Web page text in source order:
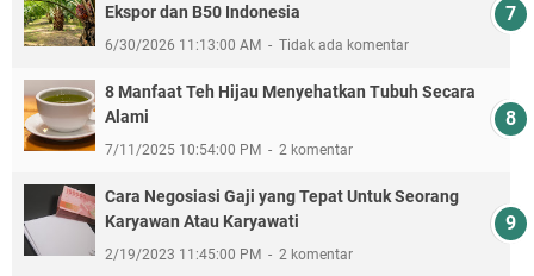
Ekspor dan B50 Indonesia
6/30/2026 11:13:00 AM Tidak ada komentar
8 Manfaat Teh Hijau Menyehatkan Tubuh Secara
Alami
7/11/2025 10:54:00 PM 2 komentar
Cara Negosiasi Gaji yang Tepat Untuk Seorang
Karyawan Atau Karyawati
2/19/2023 11:45:00 PM 2 komentar